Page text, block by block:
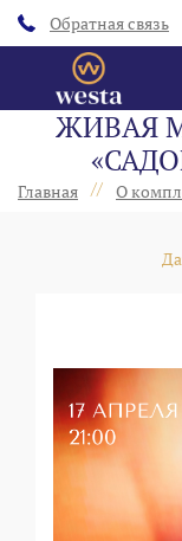
Обратная связь
ЖИВАЯ
Главная // О